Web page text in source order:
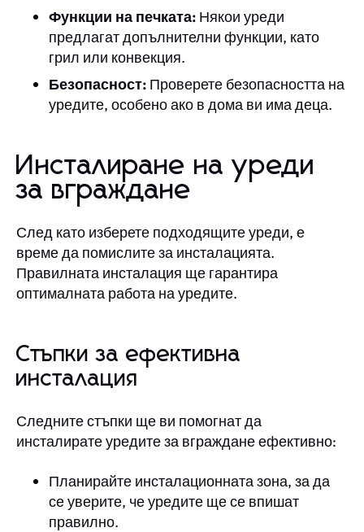
Функции на печката: Някои уреди
предлагат допълнителни функции, като
грил или конвекция.
Безопасност: Проверете безопасността на
уредите, особено ако в дома ви има деца.
Инсталиране на уреди
за вграждане
След като изберете подходящите уреди, е
време да помислите за инсталацията.
Правилната инсталация ще гарантира
оптималната работа на уредите.
Стъпки за ефективна
инсталация
Следните стъпки ще ви помогнат да
инсталирате уредите за вграждане ефективно:
Планирайте инсталационната зона, за да
се уверите, че уредите ще се впишат
правилно.